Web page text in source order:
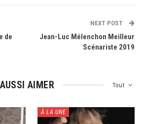
de
NEXT POST
Jean-Luc Mélenchon Meilleur
Scénariste 2019
Tout
AIMER
À LA UNE